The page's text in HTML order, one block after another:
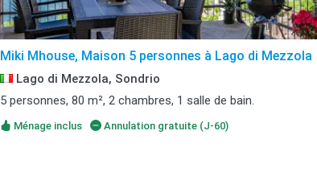
Miki Mhouse, Maison 5 personnes à Lago di Mezzola
Lago di Mezzola, Sondrio
5 personnes, 80 m², 2 chambres, 1 salle de bain.
Ménage inclus Annulation gratuite (J-60)